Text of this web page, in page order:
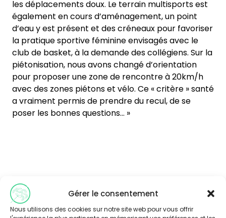
Gérer le consentement
Nous utilisons des cookies sur notre site web pour vous offrir
les déplacements doux. Le terrain multisports est
également en cours d’aménagement, un point
d’eau y est présent et des créneaux pour favoriser
la pratique sportive féminine envisagés avec le
club de basket, à la demande des collégiens. Sur la
piétonisation, nous avons changé d’orientation
pour proposer une zone de rencontre à 20km/h
avec des zones piétons et vélo. Ce « critère » santé
a vraiment permis de prendre du recul, de se
poser les bonnes questions… »
Vous souhaitez en savoir plus sur